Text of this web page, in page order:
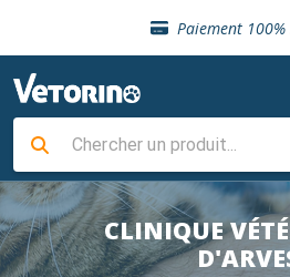
Paiement 100%
Livraison gratuite en
Sélection de
Livraison gratuite en
Retour gratuit
Sélection de
CLINIQUE